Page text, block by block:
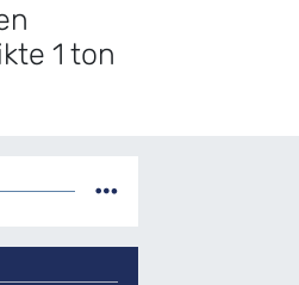
1 ton